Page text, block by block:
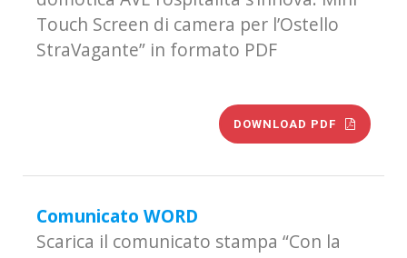
Touch Screen di camera per l’Ostello
StraVagante” in formato PDF
DOWNLOAD PDF
Comunicato WORD
Scarica il comunicato stampa “Con la